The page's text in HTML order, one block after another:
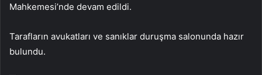
Mahkemesi’nde devam edildi.
Tarafların avukatları ve sanıklar duruşma salonunda hazır
bulundu.